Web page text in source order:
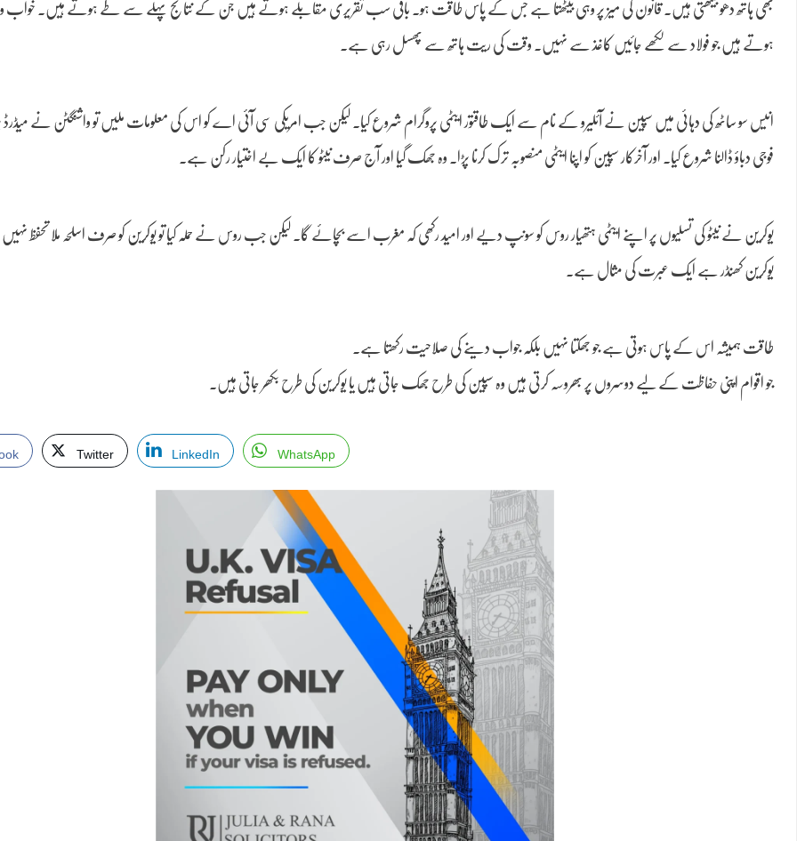
بھی ہاتھ دھو بیٹھتی ہیں۔ قانون کی میز پر وہی بیٹھتا ہے جس کے پاس طاقت ہو۔ باقی سب تقریری مقابلے ہوتے ہیں جن کے نتائج پہلے سے طے ہوتے ہیں۔ خواب
ہوتے ہیں جو فولاد سے لکھے جائیں کاغذ سے نہیں۔ وقت کی ریت ہاتھ سے پھسل رہی ہے۔
انیس سو ساٹھ کی دہائی میں سپین نے آئلیرو کے نام سے ایک طاقتور ایٹمی پروگرام شروع کیا۔ لیکن جب امریکی سی آئی اے کو اس کی معلومات ملیں تو واشنگٹن نے میڈرڈ
فوجی دباؤ ڈالنا شروع کیا۔ اور آخرکار سپین کو اپنا ایٹمی منصوبہ ترک کرنا پڑا۔ وہ جھک گیا اور آج صرف نیٹو کا ایک بے اختیار رکن ہے۔
یوکرین نے نیٹو کی تسلیوں پر اپنے ایٹمی ہتھیار روس کو سونپ دیے اور امید رکھی کہ مغرب اسے بچائے گا۔ لیکن جب روس نے حملہ کیا تو یوکرین کو صرف اسلحہ ملا تحفظ نہیں
یوکرین کھنڈر ہے ایک عبرت کی مثال ہے۔
طاقت ہمیشہ اس کے پاس ہوتی ہے جو جھکتا نہیں بلکہ جواب دینے کی صلاحیت رکھتا ہے۔
جو اقوام اپنی حفاظت کے لیے دوسروں پر بھروسہ کرتی ہیں وہ سپین کی طرح جھک جاتی ہیں یا یوکرین کی طرح بکھر جاتی ہیں۔
Twitter LinkedIn WhatsApp